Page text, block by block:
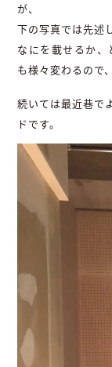
が、
下の写真では先述
なにを載せるか
も様々変わるので
続いては最近巷で
ドです。